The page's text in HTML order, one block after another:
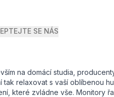
SE NÁS
na domácí studia,
relaxovat s vaší oblíbenou
které zvládne vše. Monitory